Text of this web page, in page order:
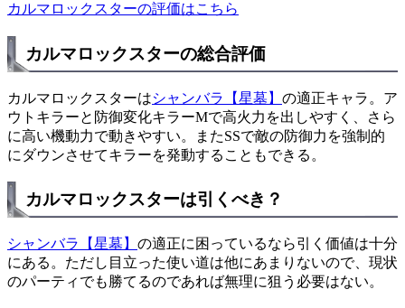
カルマロックスターの評価はこちら
カルマロックスターの総合評価
カルマロックスターはシャンバラ【星墓】 の適正キャラ。ア
ウトキラーと防御変化キラーMで高火力を出しやすく、さら
に高い機動力で動きやすい。またSSで敵の防御力を強制的
にダウンさせてキラーを発動することもできる。
カルマロックスターは引くべき？
シャンバラ【星墓】 の適正に困っているなら引く価値は十分
にある。ただし目立った使い道は他にあまりないので、現状
のパーティでも勝てるのであれば無理に狙う必要はない。